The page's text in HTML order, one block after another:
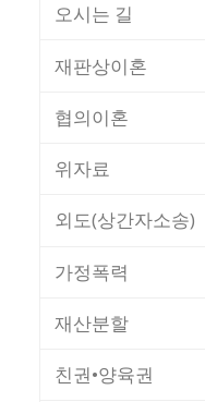
오시는 길
재판상이혼
협의이혼
위자료
외도(상간자소송)
가정폭력
재산분할
친권•양육권